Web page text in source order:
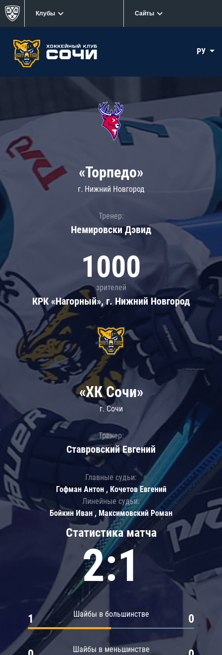
Клубы Сайты
РУ
«Торпедо»
г. Нижний Новгород
Тренер:
Немировски Дэвид
1000
зрителей
КРК «Нагорный», г. Нижний Новгород
Статистика матча
2:1
Шайбы в большинстве
1 0
Шайбы в меньшинстве
«ХК Сочи»
г. Сочи
Тренер:
Ставровский Евгений
Главные судьи:
Гофман Антон , Кочетов Евгений
Линейные судьи:
Бойкин Иван , Максимовский Роман